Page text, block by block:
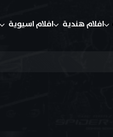
افلام هندية افلام اسيوية